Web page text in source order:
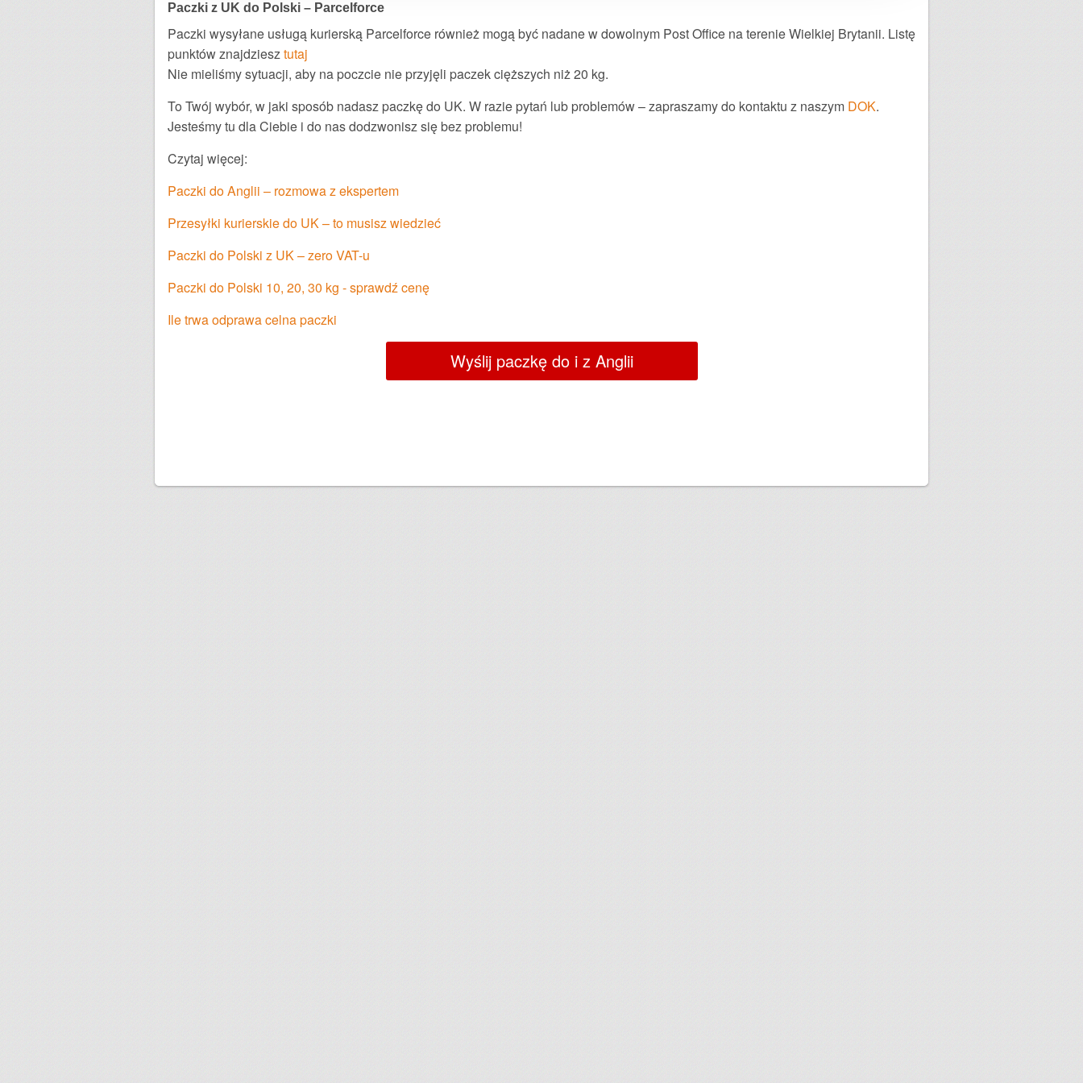
Paczki z UK do Polski – Parcelforce
Paczki wysyłane usługą kurierską Parcelforce również mogą być nadane w dowolnym Post Office na terenie Wielkiej Brytanii. Listę
punktów znajdziesz tutaj
Nie mieliśmy sytuacji, aby na poczcie nie przyjęli paczek cięższych niż 20 kg.
To Twój wybór, w jaki sposób nadasz paczkę do UK. W razie pytań lub problemów – zapraszamy do kontaktu z naszym DOK.
Jesteśmy tu dla Ciebie i do nas dodzwonisz się bez problemu!
Czytaj więcej:
Paczki do Anglii – rozmowa z ekspertem
Przesyłki kurierskie do UK – to musisz wiedzieć
Paczki do Polski z UK – zero VAT-u
Paczki do Polski 10, 20, 30 kg - sprawdź cenę
Ile trwa odprawa celna paczki
Wyślij paczkę do i z Anglii